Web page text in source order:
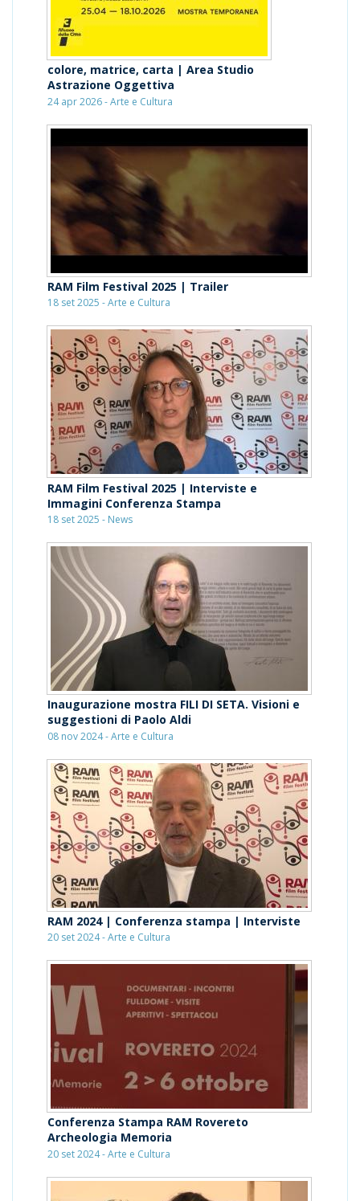
colore, matrice, carta | Area Studio
Astrazione Oggettiva
24 apr 2026 - Arte e Cultura
RAM Film Festival 2025 | Trailer
18 set 2025 - Arte e Cultura
RAM Film Festival 2025 | Interviste e
Immagini Conferenza Stampa
18 set 2025 - News
Inaugurazione mostra FILI DI SETA. Visioni e
suggestioni di Paolo Aldi
08 nov 2024 - Arte e Cultura
RAM 2024 | Conferenza stampa | Interviste
20 set 2024 - Arte e Cultura
Conferenza Stampa RAM Rovereto
Archeologia Memoria
20 set 2024 - Arte e Cultura